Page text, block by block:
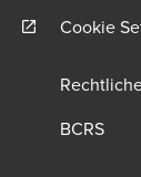
Opens in a new
Cookie
BCRS